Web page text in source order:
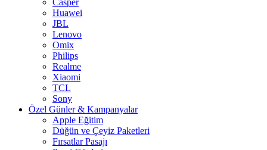
Huawei
JBL
Lenovo
Omix
Philips
Realme
Xiaomi
TCL
Sony
Özel Günler & Kampanyalar
Apple Eğitim
Düğün ve Çeyiz Paketleri
Fırsatlar Pasajı